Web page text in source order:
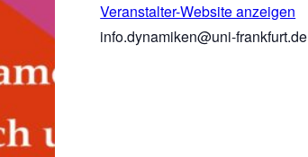
Veranstalter-Website anzeigen
info.dynamiken@uni-frankfurt.de